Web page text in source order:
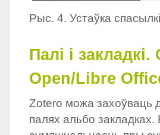
Рыс. 4. Устаўка
Палі і
Open/Libre
Zotero можа захоўваць
палях альбо